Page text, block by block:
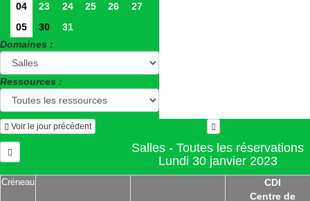
04
23 24 25 26
27
05
30
31
Domaines :
Ressources :
Créneau
CDI
Centre de
Voir le jour précédent
Salles - Toutes les réservations
Lundi 30 janvier 2023